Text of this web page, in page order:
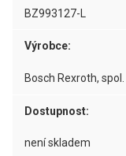
BZ993127-L
Výrobce:
Bosch Rexroth, spol.
Dostupnost:
není skladem